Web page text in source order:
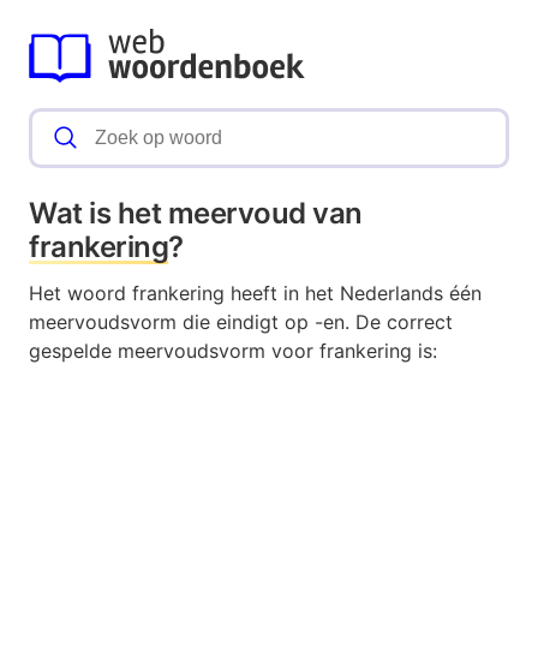
Wat is het meervoud van
frankering?
Het woord frankering heeft in het Nederlands één
meervoudsvorm die eindigt op -en. De correct
gespelde meervoudsvorm voor frankering is: